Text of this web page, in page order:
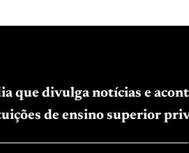
que divulga notícias e
de ensino superior